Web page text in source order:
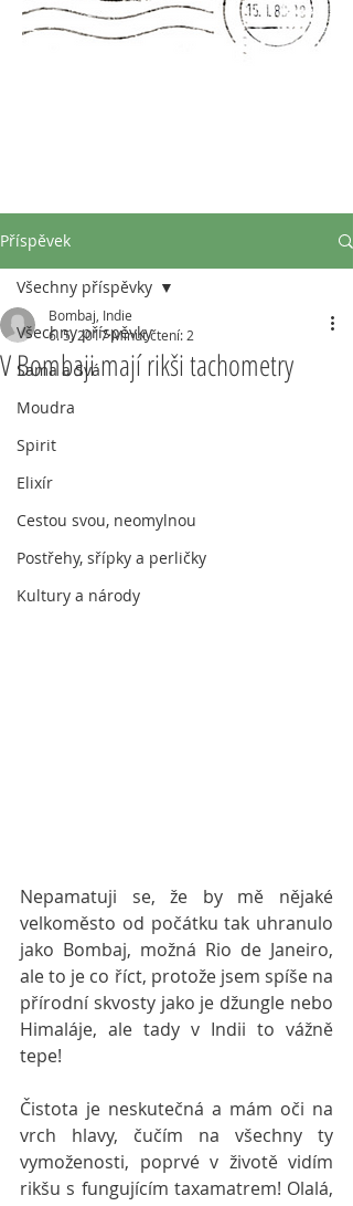
Příspěvek
Všechny příspěvky
Sama a Svá
Moudra
Spirit
Elixír
Cestou svou, neomylnou
Postřehy, sřípky a perličky
Kultury a národy
Všechny příspěvky
V Bombaji mají rikši tachometry
Bombaj, Indie
6. 5. 2017Minut čtení: 2
Nepamatuji se, že by mě nějaké
velkoměsto od počátku tak uhranulo
jako Bombaj, možná Rio de Janeiro,
ale to je co říct, protože jsem spíše na
přírodní skvosty jako je džungle nebo
Himaláje, ale tady v Indii to vážně
tepe!
Čistota je neskutečná a mám oči na
vrch hlavy, čučím na všechny ty
vymoženosti, poprvé v životě vidím
rikšu s fungujícím taxamatrem! Olalá,